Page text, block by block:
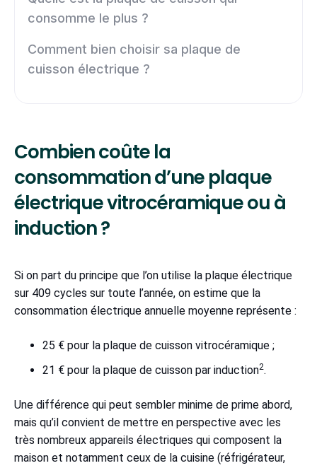
consomme le plus ?
Comment bien choisir sa plaque de
cuisson électrique ?
Combien coûte la
consommation d’une plaque
électrique vitrocéramique ou à
induction ?
Si on part du principe que l’on utilise la plaque électrique
sur 409 cycles sur toute l’année, on estime que la
consommation électrique annuelle moyenne représente :
25 € pour la plaque de cuisson vitrocéramique ;
21 € pour la plaque de cuisson par induction2.
Une différence qui peut sembler minime de prime abord,
mais qu’il convient de mettre en perspective avec les
très nombreux appareils électriques qui composent la
maison et notamment ceux de la cuisine (réfrigérateur,